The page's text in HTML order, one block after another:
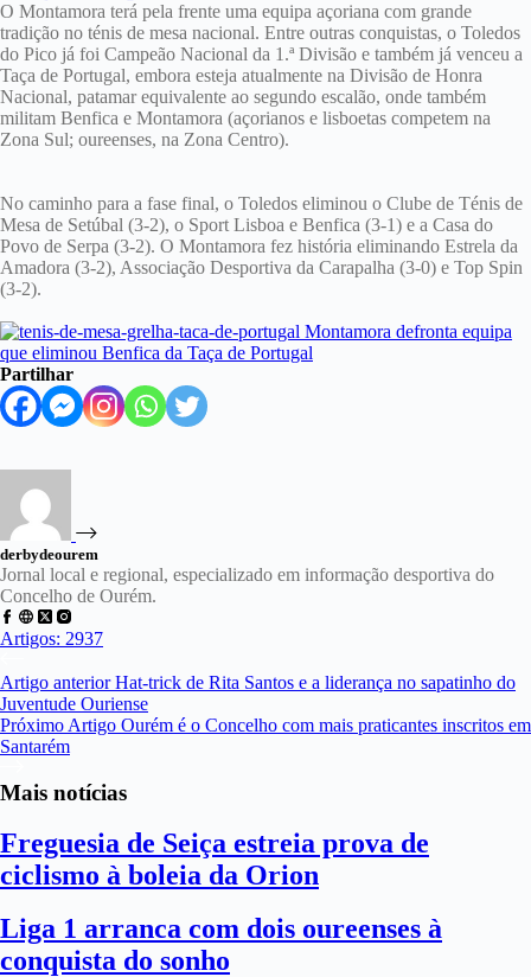
O Montamora terá pela frente uma equipa açoriana com grande
tradição no ténis de mesa nacional. Entre outras conquistas, o Toledos
do Pico já foi Campeão Nacional da 1.ª Divisão e também já venceu a
Taça de Portugal, embora esteja atualmente na Divisão de Honra
Nacional, patamar equivalente ao segundo escalão, onde também
militam Benfica e Montamora (açorianos e lisboetas competem na
Zona Sul; oureenses, na Zona Centro).
No caminho para a fase final, o Toledos eliminou o Clube de Ténis de
Mesa de Setúbal (3-2), o Sport Lisboa e Benfica (3-1) e a Casa do
Povo de Serpa (3-2). O Montamora fez história eliminando Estrela da
Amadora (3-2), Associação Desportiva da Carapalha (3-0) e Top Spin
(3-2).
Partilhar
derbydeourem
Jornal local e regional, especializado em informação desportiva do
Concelho de Ourém.
Artigos: 2937
Artigo anteriorHat-trick de Rita Santos e a liderança no sapatinho do
Juventude Ouriense
Próximo Artigo Ourém é o Concelho com mais praticantes inscritos em
Santarém
Mais notícias
Freguesia de Seiça estreia prova de
ciclismo à boleia da Orion
Liga 1 arranca com dois oureenses à
conquista do sonho